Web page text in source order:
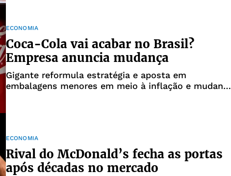
ECONOMIA
Coca-Cola vai acabar no Brasil?
Empresa anuncia mudança
Gigante reformula estratégia e aposta em
embalagens menores em meio à inflação e mudança
ECONOMIA
Rival do McDonald’s fecha as portas
após décadas no mercado